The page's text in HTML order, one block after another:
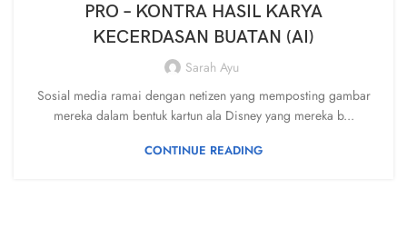
PRO – KONTRA HASIL KARYA
KECERDASAN BUATAN (AI)
Sarah Ayu
Sosial media ramai dengan netizen yang memposting gambar
mereka dalam bentuk kartun ala Disney yang mereka b...
CONTINUE READING